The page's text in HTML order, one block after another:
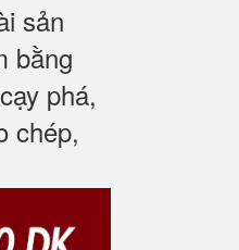
sản
bằng
phá,
chép,